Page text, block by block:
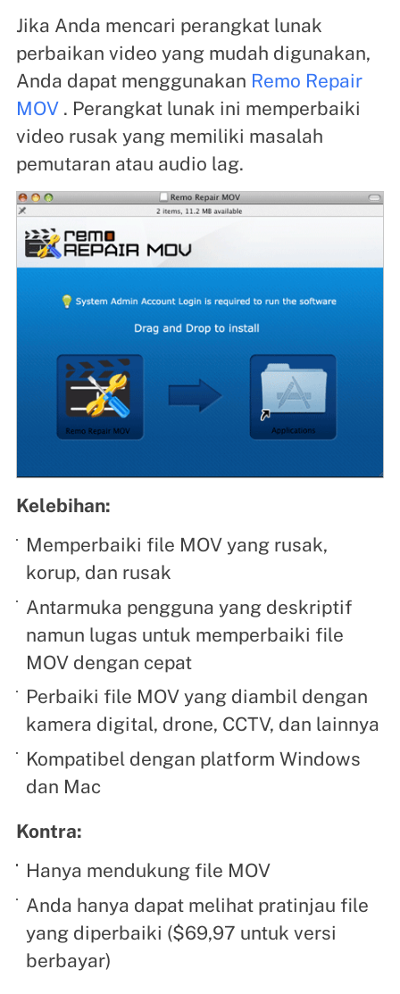
Jika Anda mencari perangkat lunak
perbaikan video yang mudah digunakan,
Anda dapat menggunakan Remo Repair
MOV. Perangkat lunak ini memperbaiki
video rusak yang memiliki masalah
pemutaran atau audio lag.
Kelebihan:
Memperbaiki file MOV yang rusak,
korup, dan rusak
Antarmuka pengguna yang deskriptif
namun lugas untuk memperbaiki file
MOV dengan cepat
Perbaiki file MOV yang diambil dengan
kamera digital, drone, CCTV, dan lainnya
Kompatibel dengan platform Windows
dan Mac
Kontra:
Hanya mendukung file MOV
Anda hanya dapat melihat pratinjau file
yang diperbaiki ($69,97 untuk versi
berbayar)